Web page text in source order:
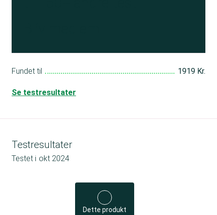
Fundet til 1919 Kr.
Se testresultater
Testresultater
Testet i okt 2024
Dette produkt